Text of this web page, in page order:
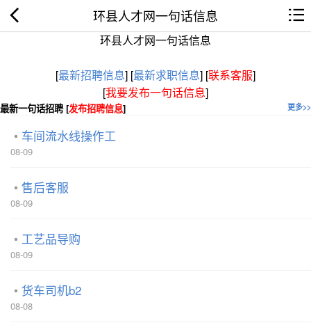
环县人才网一句话信息
环县人才网一句话信息
[最新招聘信息] [最新求职信息] [联系客服]
[我要发布一句话信息]
更多>>
最新一句话招聘 [发布招聘信息]
车间流水线操作工
08-09
售后客服
08-09
工艺品导购
08-09
货车司机b2
08-08